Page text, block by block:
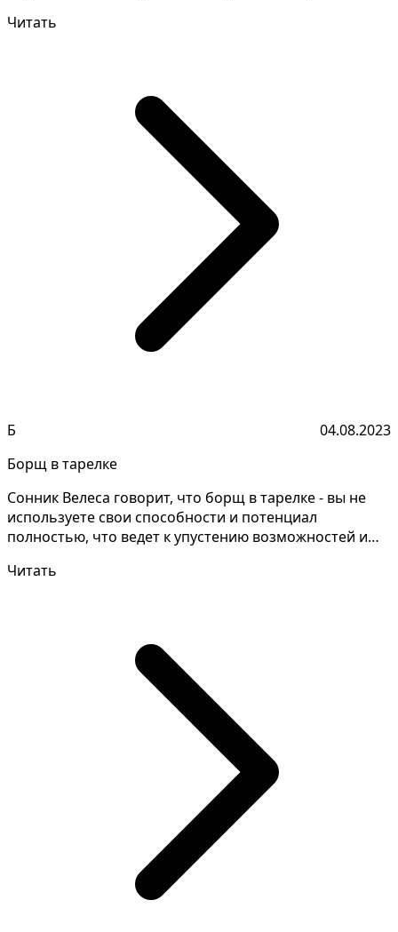
Читать
Б
04.08.2023
Борщ в тарелке
Сонник Велеса говорит, что борщ в тарелке - вы не
используете свои способности и потенциал
полностью, что ведет к упустению возможностей и
Читать